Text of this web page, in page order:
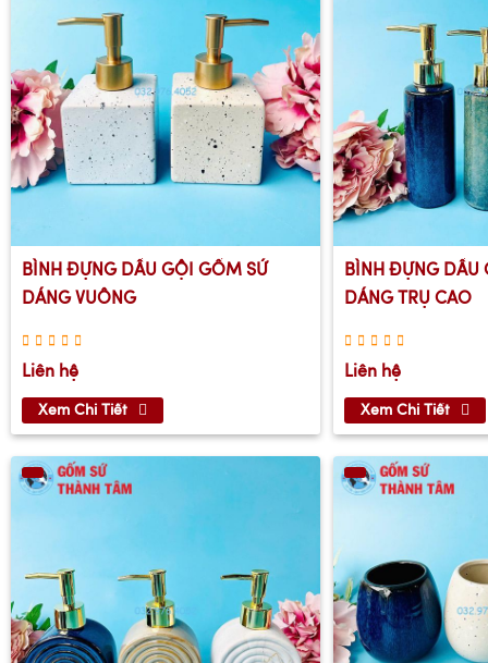
BÌNH ĐỰNG DẦU GỘI GỐM SỨ
DÁNG VUÔNG
Liên hệ
Xem Chi Tiết
BÌNH ĐỰNG DẦU
DÁNG TRỤ CAO
Liên hệ
Xem Chi Tiết